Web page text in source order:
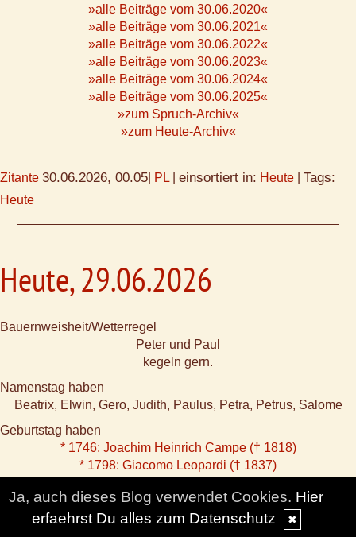
»alle Beiträge vom 30.06.2020«
»alle Beiträge vom 30.06.2021«
»alle Beiträge vom 30.06.2022«
»alle Beiträge vom 30.06.2023«
»alle Beiträge vom 30.06.2024«
»alle Beiträge vom 30.06.2025«
»zum Spruch-Archiv«
»zum Heute-Archiv«
Zitante 30.06.2026, 00.05 PL einsortiert in: Heute Tags:
Heute
Heute, 29.06.2026
Bauernweisheit/Wetterregel
Peter und Paul
kegeln gern.
Namenstag haben
Beatrix, Elwin, Gero, Judith, Paulus, Petra, Petrus, Salome
Geburtstag haben
* 1746: Joachim Heinrich Campe († 1818)
* 1798: Giacomo Leopardi († 1837)
* 1873: Leo Frobenius († 1938)
* 1900: Antoine de Saint Exupéry († 1944)
Ja, auch dieses Blog verwendet Cookies. Hier
erfaehrst Du alles zum Datenschutz
✖